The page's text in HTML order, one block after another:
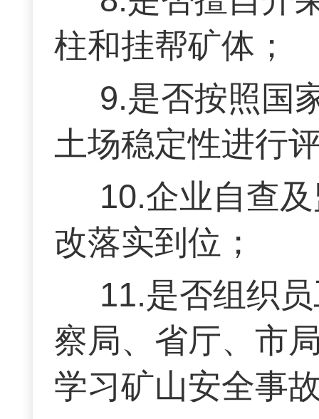
柱和挂帮矿体；
9.是否按照国
土场稳定性进行
10.企业自查
改落实到位；
11.是否组织
察局、省厅、市
学习矿山安全事